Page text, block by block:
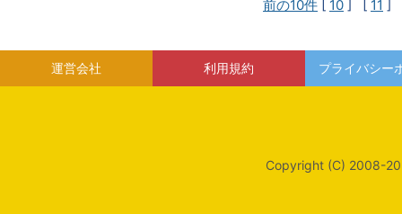
前の10件 [ 10 ] [ 11 ]
運営会社 利用規約 プライバシー
Copyright (C) 2008-